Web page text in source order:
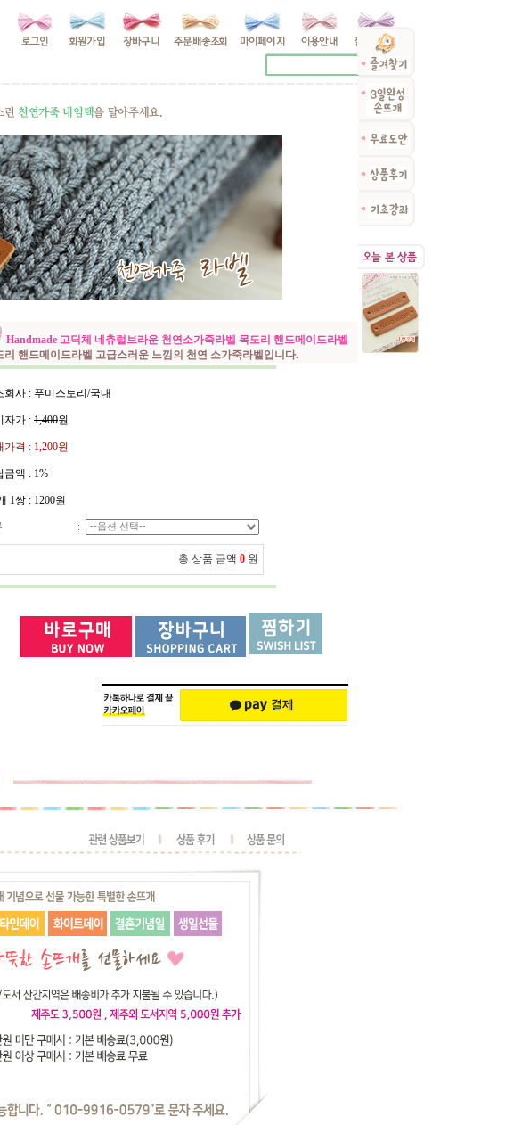
Handmade 고딕체 네츄럴브라운 천연소가죽라벨 목도리 핸드메이드라벨
리 핸드메이드라벨 고급스러운 느낌의 천연 소가죽라벨입니다.
회사 : 푸미스토리/국내
자가 : 1,400원
가격 : 1,200원
금액 : 1%
1쌍 : 1200원
:
총 상품 금액 0 원